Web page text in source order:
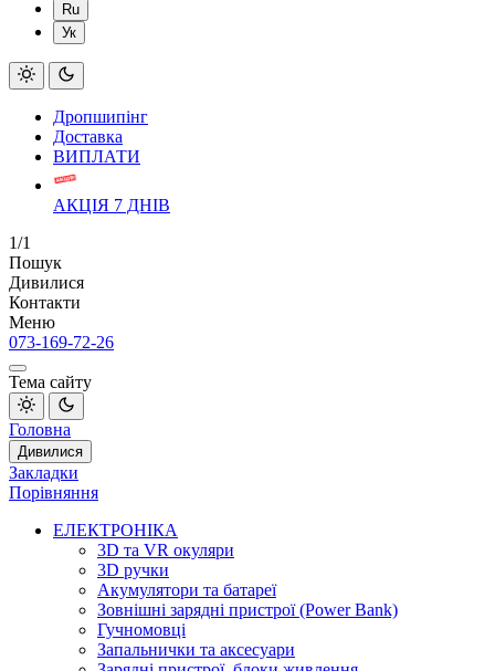
Ru
Ук
Дропшипінг
Доставка
ВИПЛАТИ
АКЦІЯ 7 ДНІВ
1/1
Пошук
Дивилися
Контакти
Меню
073-169-72-26
Тема сайту
Головна
Дивилися
Закладки
Порівняння
ЕЛЕКТРОНІКА
3D та VR окуляри
3D ручки
Акумулятори та батареї
Зовнішні зарядні пристрої (Power Bank)
Гучномовці
Запальнички та аксесуари